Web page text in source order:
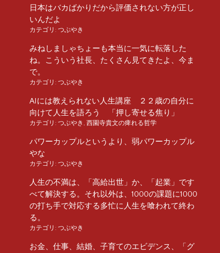
日本はバカばかりだから評価されない方が正し
いんだよ
カテゴリ: つぶやき
みねしましゃちょーも本当に一気に転落した
ね。こういう社長、たくさん見てきたよ、今ま
で。
カテゴリ: つぶやき
AIには教えられない人生講座 ２２歳の自分に
向けて人生を語ろう 「押し寄せる焦り」
カテゴリ: つぶやき , 西園寺貴文の痺れる哲学
パワーカップルというより、弱パワーカップル
やな
カテゴリ: つぶやき
人生の不満は、「高給出世」か、「起業」です
べて解決する。それ以外は、1000の課題に1000
の打ち手で対応する多忙に人生を喰われて終わ
る。
カテゴリ: つぶやき
お金、仕事、結婚、子育てのエビデンス、「グ